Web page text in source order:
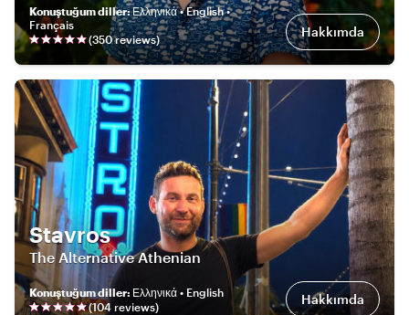
Konuştuğum diller:Ελληνικά • English •
Français
(350reviews) Hakkımda
Stavros
The Alternative Athenian
Konuştuğum diller: Ελληνικά • English
(104 reviews) Hakkımda